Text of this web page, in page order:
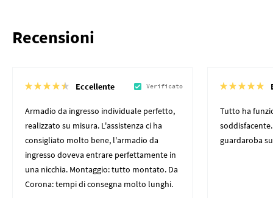
Recensioni
Eccellente Verificato
Armadio da ingresso individuale perfetto,
realizzato su misura. L'assistenza ci ha
consigliato molto bene, l'armadio da
ingresso doveva entrare perfettamente in
una nicchia. Montaggio: tutto montato. Da
Corona: tempi di consegna molto lunghi.
Tutto ha
guardaroba